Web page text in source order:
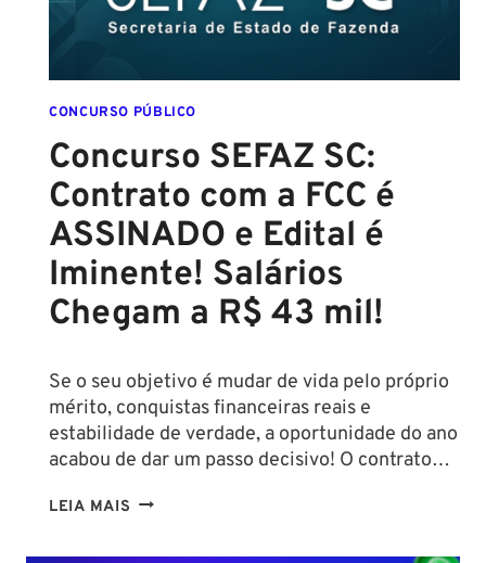
CONCURSO PÚBLICO
Concurso SEFAZ SC:
Contrato com a FCC é
ASSINADO e Edital é
Iminente! Salários
Chegam a R$ 43 mil!
Se o seu objetivo é mudar de vida pelo próprio
mérito, conquistas financeiras reais e
estabilidade de verdade, a oportunidade do ano
acabou de dar um passo decisivo! O contrato…
LEIA MAIS CONCURSO
SC: